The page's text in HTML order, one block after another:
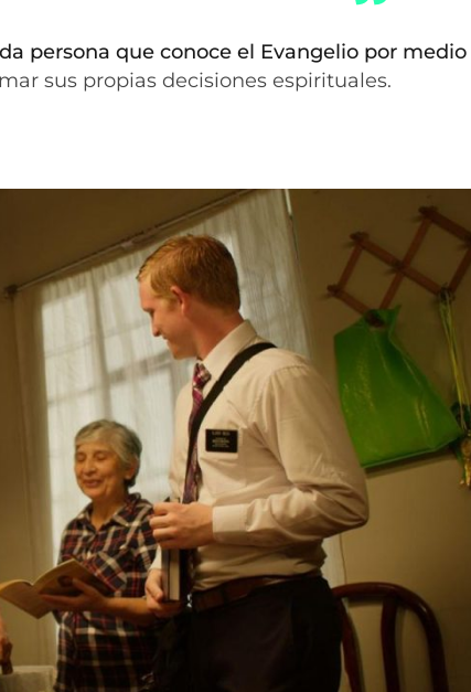
persona que conoce el Evangelio por medio
sus propias decisiones espirituales.